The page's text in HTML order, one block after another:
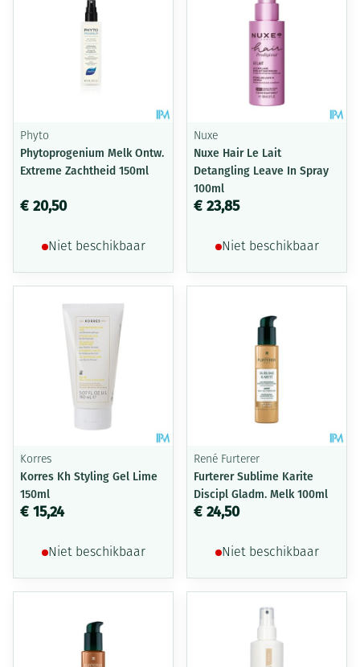
Phyto
Phytoprogenium Melk Ontw.
Extreme Zachtheid 150ml
€ 20,50
Niet beschikbaar
Nuxe
Nuxe Hair Le Lait
Detangling Leave In Spray
100ml
€ 23,85
Niet beschikbaar
Korres
Korres Kh Styling Gel Lime
150ml
€ 15,24
Niet beschikbaar
René Furterer
Furterer Sublime Karite
Discipl Gladm. Melk 100ml
€ 24,50
Niet beschikbaar